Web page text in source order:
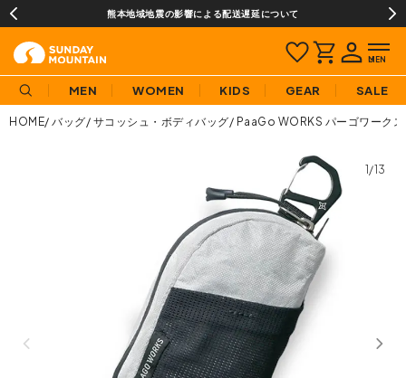
熊本地域地震の影響による配送遅延について
MEN WOMEN KIDS GEAR SALE
HOME バッグ サコッシュ・ボディバッグ PaaGo WORKS パーゴワークス
1/13